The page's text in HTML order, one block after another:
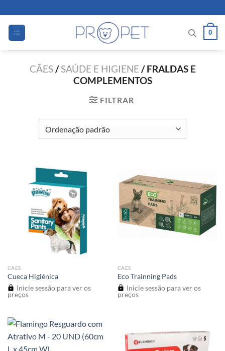
to
content
0
CÃES/SAÚDE E HIGIENE /FRALDAS E
COMPLEMENTOS
FILTRAR
CÃES
Cueca Higiénica
Inicie sessão para ver os
preços
CÃES
Eco Trainning Pads
Inicie sessão para ver os
preços